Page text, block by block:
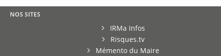
NOS SITES
IRMa Infos
Risques.tv
Mémento du Maire